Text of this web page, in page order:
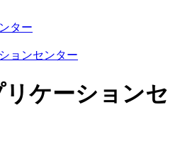
ター
ョンセンター
ケーションセ